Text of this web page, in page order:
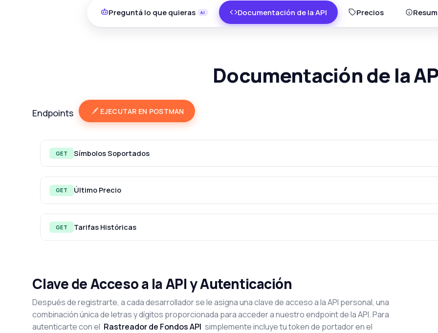
Preguntá lo que quieras Documentación de la API Precios
Documentación de la
Endpoints EJECUTAR EN POSTMAN
GET Símbolos Soportados
GET Último Precio
GET Tarifas Históricas
Clave de Acceso a la API y Autenticación
Después de registrarte, a cada desarrollador se le asigna una clave de acceso a la API personal, una
combinación única de letras y dígitos proporcionada para acceder a nuestro endpoint de la API. Para
autenticarte con el Rastreador de Fondos API simplemente incluye tu token de portador en el